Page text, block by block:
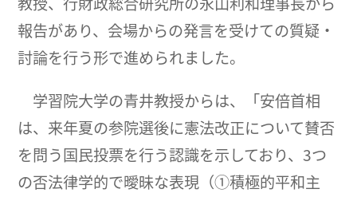
報告があり、会場からの発言を受けての質疑・
討論を行う形で進められました。
学習院大学の青井教授からは、「安倍首相
は、来年夏の参院選後に憲法改正について賛否
を問う国民投票を行う認識を示しており、3つ
の否法律学的で曖昧な表現（①積極的平和主